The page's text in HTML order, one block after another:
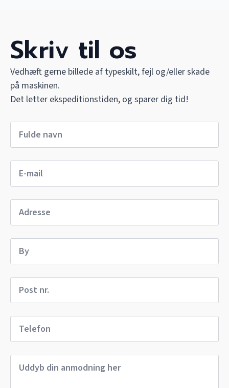
Skriv til os
Vedhæft gerne billede af typeskilt, fejl og/eller skade
på maskinen.
Det letter ekspeditionstiden, og sparer dig tid!